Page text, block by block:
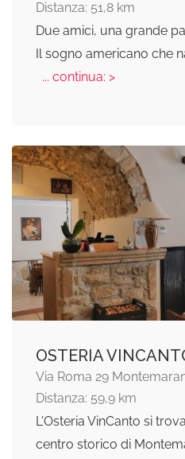
Distanza: 51,8 km
Due amici, una grande
Il sogno americano che
... continua: >
OSTERIA
Via Roma 29
Distanza: 59,9 km
L'Osteria VinCanto si
centro storico di